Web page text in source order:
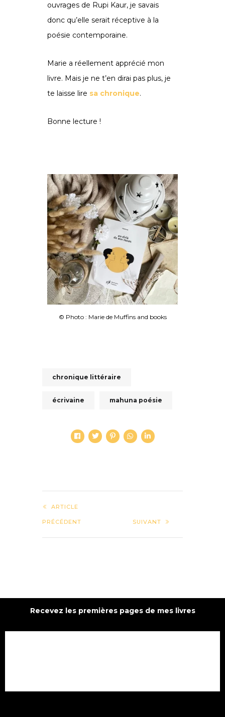
ouvrages de Rupi Kaur, je savais
donc qu’elle serait réceptive à la
poésie contemporaine.
Marie a réellement apprécié mon
livre. Mais je ne t’en dirai pas plus, je
te laisse lire sa chronique.
Bonne lecture !
© Photo : Marie de Muffins and books
chronique littéraire
écrivaine mahuna poésie
ARTICLE
PRÉCÉDENT SUIVANT
Recevez les premières pages de mes livres